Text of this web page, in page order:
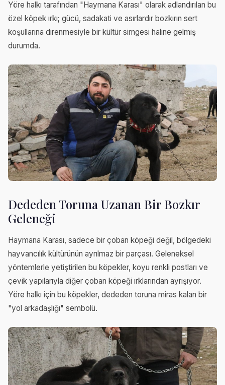
Yöre halkı tarafından "Haymana Karası" olarak adlandırılan bu
özel köpek ırkı; gücü, sadakati ve asırlardır bozkırın sert
koşullarına direnmesiyle bir kültür simgesi haline gelmiş
durumda.
Dededen Toruna Uzanan Bir Bozkır
Geleneği
Haymana Karası, sadece bir çoban köpeği değil, bölgedeki
hayvancılık kültürünün ayrılmaz bir parçası. Geleneksel
yöntemlerle yetiştirilen bu köpekler, koyu renkli postları ve
çevik yapılarıyla diğer çoban köpeği ırklarından ayrışıyor.
Yöre halkı için bu köpekler, dededen toruna miras kalan bir
"yol arkadaşlığı" sembolü.